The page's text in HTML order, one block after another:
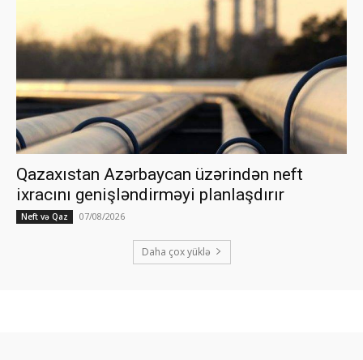
Qazaxıstan Azərbaycan üzərindən neft
ixracını genişləndirməyi planlaşdırır
Neft və Qaz 07/08/2026
Daha çox yüklə